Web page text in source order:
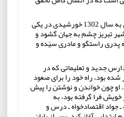
استاد محمدتقى جعفرى به سال 1302 خورشيدى در يكى
تبريز چشم به جهان گشود و
پدرى راستگو و مادرى سيّده و
جديد و تعليماتى كه در
شده بود، راه خود را براى صعود
او چون خواندن و نوشتن را پيش
خويش فرا گرفته بود، به
اقتصادخواه ـ درس و